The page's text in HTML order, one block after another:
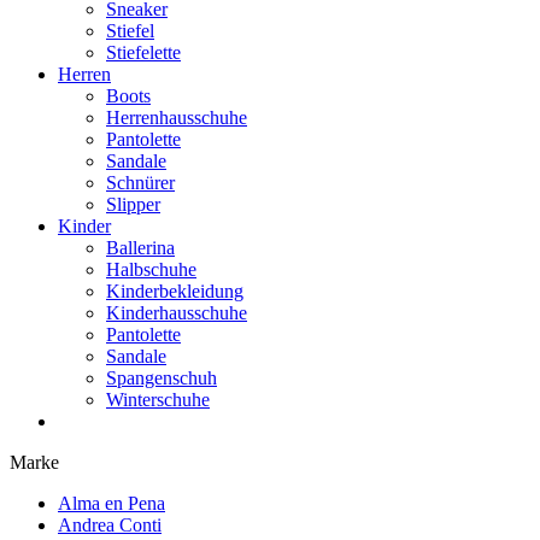
Sneaker
Stiefel
Stiefelette
Herren
Boots
Herrenhausschuhe
Pantolette
Sandale
Schnürer
Slipper
Kinder
Ballerina
Halbschuhe
Kinderbekleidung
Kinderhausschuhe
Pantolette
Sandale
Spangenschuh
Winterschuhe
Marke
Alma en Pena
Andrea Conti